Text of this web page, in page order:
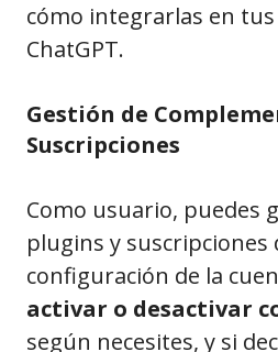
cómo integrarlas en
ChatGPT.
Gestión de
Suscripciones
Como usuario, puedes
plugins y suscripciones
configuración de la
activar o desactivar
según necesites, y si